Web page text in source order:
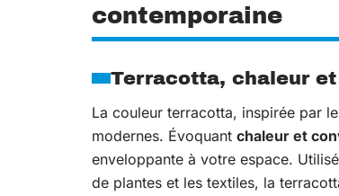
contemporaine
Terracotta, chaleur
La couleur terracotta, inspirée par
modernes. Évoquant chaleur et
enveloppante à votre espace.
de plantes et les textiles, la